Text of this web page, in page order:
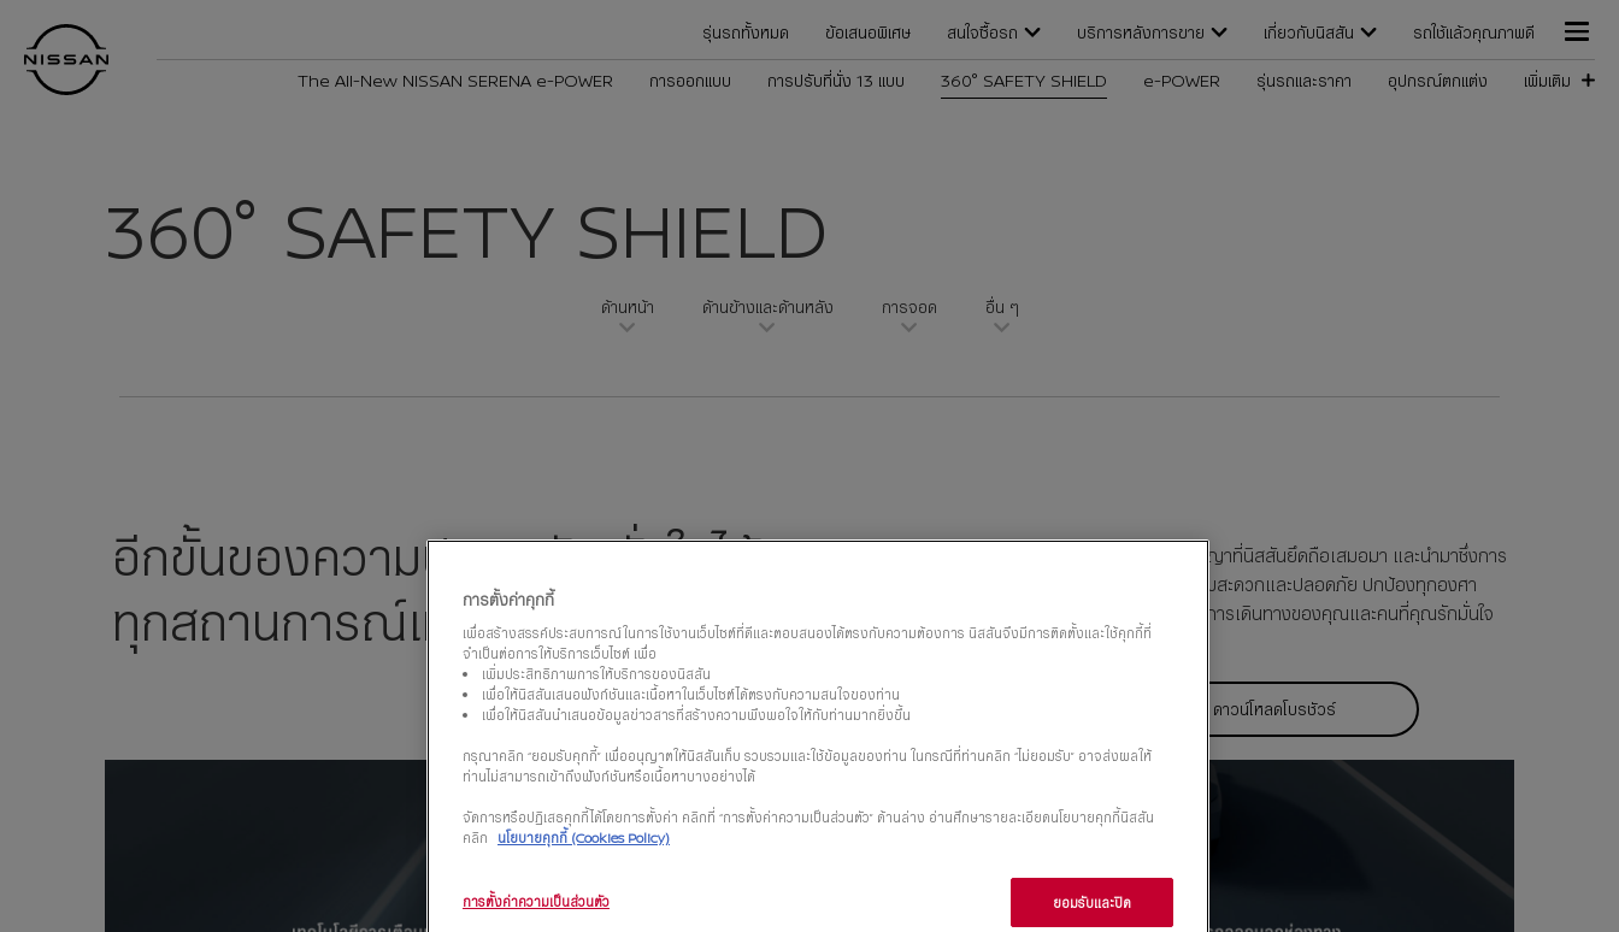
หน้า
Footer
รุ่นรถทั้งหมด ข้อเสนอพิเศษ สนใจซื้อรถ บริการหลังการขาย เกี่ยวกับนิสสัน รถใช้แล้วคุณภาพดี
The All-New NISSAN SERENA e-POWER การออกแบบ การปรับที่นั่ง 13 แบบ 360° SAFETY SHIELD e-POWER รุ่นรถและราคา อุปกรณ์ตกแต่ง เพิ่มเติม
360° SAFETY SHIELD
ด้านหน้า ด้านข้างและด้านหลัง การจอด อื่น ๆ​
อีกขั้นของความปลอดภัย มั่นใจได้
ทุกสถานการณ์แบบ 360 องศา
เพราะความปลอดภัยของทุกชีวิตบนท้องถนน คือปรัชญาที่นิสสันยึดถือเสมอมา และนำมาซึ่งการ
พัฒนาเทคโนโลยีที่ดีที่สุดอย่างต่อเนื่อง เพื่อมอบความสะดวกและปลอดภัย ปกป้องทุกองศา
รอบคันจากด้านหน้า ด้านข้าง และด้านหลัง เพื่อให้ทุกการเดินทางของคุณและคนที่คุณรักมั่นใจ
ได้เต็มร้อย
ดาวน์โหลดโบรชัวร์
การตั้งค่าคุกกี้
เพื่อสร้างสรรค์ประสบการณ์ในการใช้งานเว็บไซต์ที่ดีและตอบสนองได้ตรงกับความต้องการ นิสสันจึงมีการติดตั้งและใช้คุกกี้ที่
จำเป็นต่อการให้บริการเว็บไซต์ เพื่อ
เพิ่มประสิทธิภาพการให้บริการของนิสสัน
เพื่อให้นิสสันเสนอฟังก์ชันและเนื้อหาในเว็บไซต์ได้ตรงกับความสนใจของท่าน
เพื่อให้นิสสันนำเสนอข้อมูลข่าวสารที่สร้างความพึงพอใจให้กับท่านมากยิ่งขึ้น
กรุณาคลิก “ยอมรับคุกกี้” เพื่ออนุญาตให้นิสสันเก็บ รวบรวมและใช้ข้อมูลของท่าน ในกรณีที่ท่านคลิก “ไม่ยอมรับ” อาจส่งผลให้
ท่านไม่สามารถเข้าถึงฟังก์ชันหรือเนื้อหาบางอย่างได้
จัดการหรือปฏิเสธคุกกี้ได้โดยการตั้งค่า คลิกที่ “การตั้งค่าความเป็นส่วนตัว” ด้านล่าง อ่านศึกษารายละเอียดนโยบายคุกกี้นิสสัน
คลิก
นโยบายคุกกี้ (Cookies Policy)
ยอมรับและปิด
การตั้งค่าความเป็นส่วนตัว